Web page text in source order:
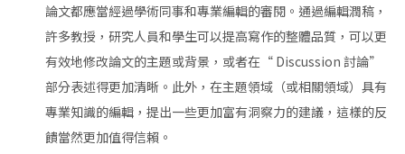
論文都應當經過學術同事和專業編輯的審閱。通過編輯潤稿，
許多教授，研究人員和學生可以提高寫作的整體品質，可以更
有效地修改論文的主題或背景，或者在“ Discussion 討論”
部分表述得更加清晰。此外，在主題領域（或相關領域）具有
專業知識的編輯，提出一些更加富有洞察力的建議，這樣的反
饋當然更加值得信賴。